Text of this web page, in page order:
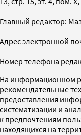
Главный редактор:
Адрес электронной
Номер телефона
На информационном
рекомендательные
предоставления
систематизации и
к предпочтениям
находящихся на